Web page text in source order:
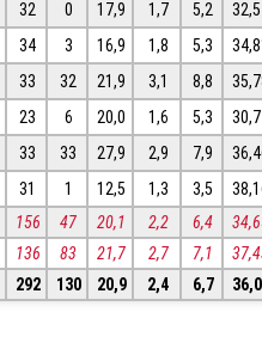
32 0 17,9 1,7 5,2
34 3 16,9 1,8 5,3
33 32 21,9 3,1 8,8
23 6 20,0 1,6 5,3
33 33 27,9 2,9 7,9
31 1 12,5 1,3 3,5
156 47 20,1 2,2 6,4
136 83 21,7 2,7 7,1
292 130 20,9 2,4 6,7